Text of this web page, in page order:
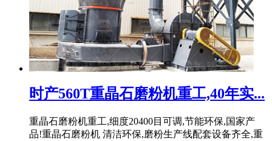
时产560T重晶石磨粉机重工,40年实...
重晶石磨粉机重工,细度20400目可调,节能环保,国家产
品!重晶石磨粉机 清洁环保,磨粉生产线配套设备齐全,重